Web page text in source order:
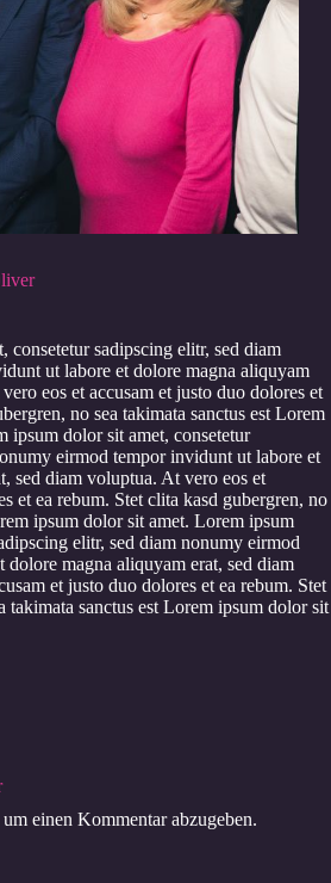
consetetur sadipscing elitr, sed diam
ut labore et dolore magna aliquyam
eos et accusam et justo duo dolores et
no sea takimata sanctus est Lorem
ipsum dolor sit amet, consetetur
eirmod tempor invidunt ut labore et
sed diam voluptua. At vero eos et
et ea rebum. Stet clita kasd gubergren, no
ipsum dolor sit amet. Lorem ipsum
elitr, sed diam nonumy eirmod
magna aliquyam erat, sed diam
et justo duo dolores et ea rebum. Stet
takimata sanctus est Lorem ipsum dolor sit
um einen Kommentar abzugeben.